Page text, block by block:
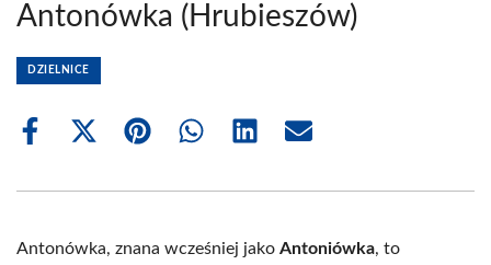
Antonówka (Hrubieszów)
DZIELNICE
Share
Share
(Twitter)
Share Share Share Share
Antonówka, znana wcześniej jako Antoniówka, to